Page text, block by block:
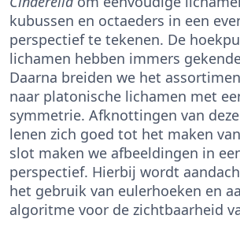
kubussen en octaeders in een
perspectief te tekenen. De
lichamen hebben immers
Daarna breiden we het
naar platonische lichamen met
symmetrie. Afknottingen van
lenen zich goed tot het maken
slot maken we afbeeldingen in
perspectief. Hierbij wordt
het gebruik van eulerhoeken en
algoritme voor de zichtbaarheid